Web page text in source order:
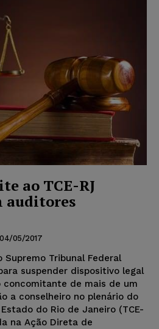
ao TCE-RJ
auditores
04/05/2017
Supremo Tribunal Federal
suspender dispositivo legal
concomitante de mais de um
a conselheiro no plenário do
do Rio de Janeiro (TCE-
na Ação Direta de